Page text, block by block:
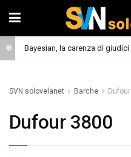
SVN solovelanet Barche
Dufour 3800